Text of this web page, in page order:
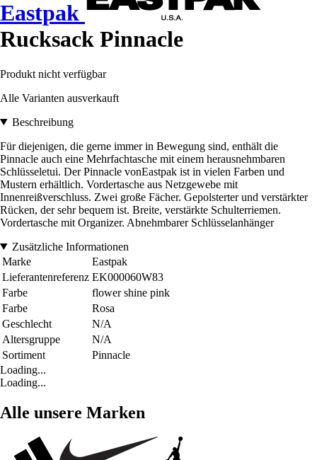
Eastpak
Rucksack Pinnacle
Produkt nicht verfügbar
Alle Varianten ausverkauft
Beschreibung
Für diejenigen, die gerne immer in Bewegung sind, enthält die
Pinnacle auch eine Mehrfachtasche mit einem herausnehmbaren
Schlüsseletui. Der Pinnacle vonEastpak ist in vielen Farben und
Mustern erhältlich. Vordertasche aus Netzgewebe mit
Innenreißverschluss. Zwei große Fächer. Gepolsterter und verstärkter
Rücken, der sehr bequem ist. Breite, verstärkte Schulterriemen.
Vordertasche mit Organizer. Abnehmbarer Schlüsselanhänger
Zusätzliche Informationen
Marke
Eastpak
Lieferantenreferenz EK000060W83
Farbe
flower shine pink
Farbe
Rosa
Geschlecht
N/A
Altersgruppe
N/A
Sortiment
Pinnacle
Loading...
Loading...
Alle unsere Marken